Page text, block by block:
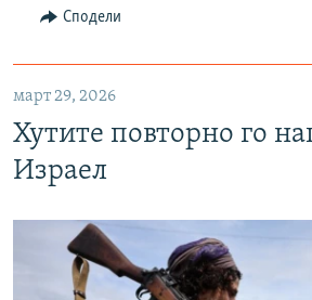
Сподели
март 29, 2026
Хутите повторно го
Израел